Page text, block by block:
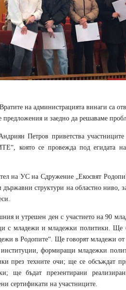
на администрацията винаги са
и заедно да решаваме
Петров приветства
се провежда под егидата на
на УС на Сдружение „Екосвят
структури на областно ниво,
и утрешен ден с участието на 90
с младежи и младежки политики. Ще
в Родопите“. Ще говорят младежи
формиращи младежки
през техните очи; ще се обсъждат
ще бъдат презентирани
сертификати на участниците.